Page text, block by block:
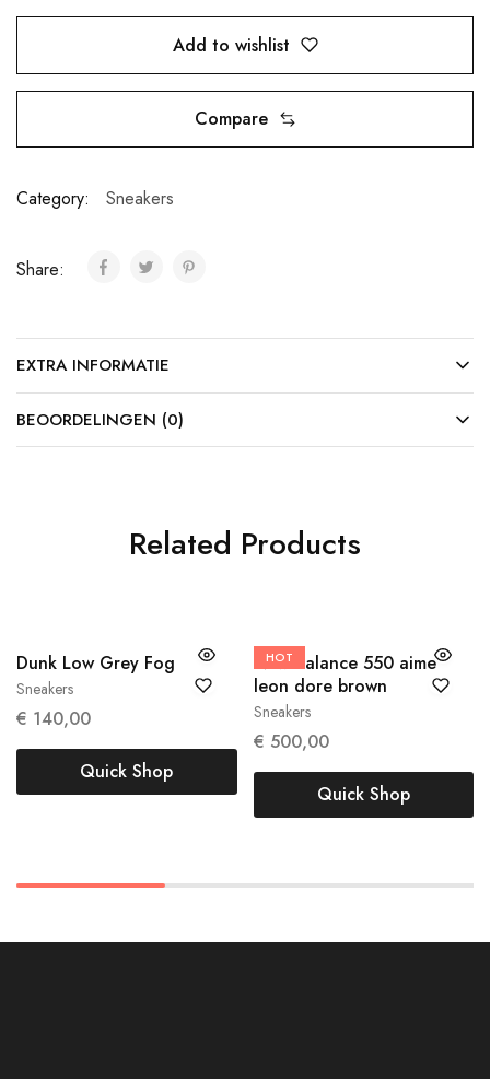
Add to wishlist
Compare
Category: Sneakers
Share:
EXTRA INFORMATIE
BEOORDELINGEN (0)
Related Products
Sneakers
Dunk Low Grey Fog
€ 140,00
42 42.5 45
Quick Shop
HOT
Sneakers
New Balance 550 aime
leon dore brown
€ 500,00
40
Quick Shop